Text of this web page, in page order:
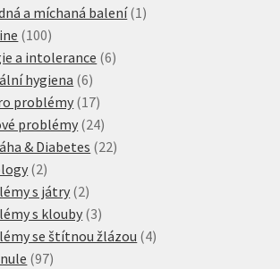
produkty
a míchaná balení 1 1
100100
produktů
a intolerance 66
hygiena 66
produktů
problémy 1717
produktů
problémy 2424
produktů
& Diabetes 2222
22
produkty
s játry 22
produkty
s klouby 33
produkty
se štítnou žlázou 44
9797